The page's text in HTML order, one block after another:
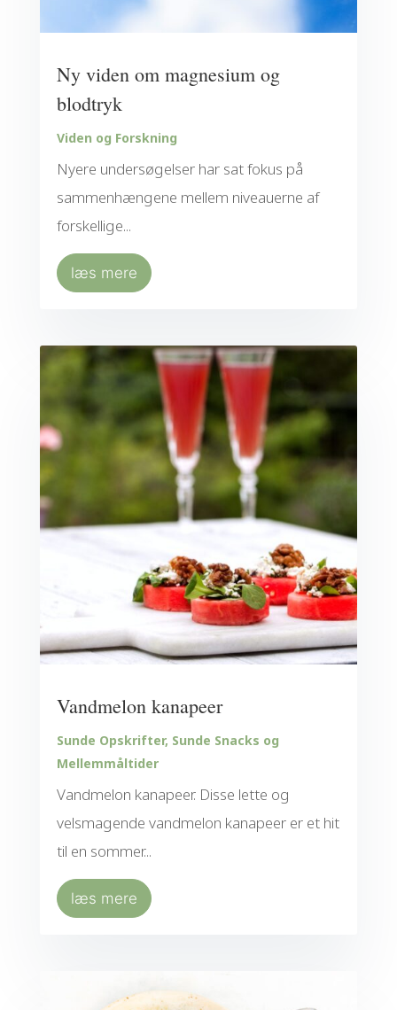
Ny viden om magnesium og
blodtryk
Viden og Forskning
Nyere undersøgelser har sat fokus på
sammenhængene mellem niveauerne af
forskellige...
læs mere
Vandmelon kanapeer
Sunde Opskrifter, Sunde Snacks og
Mellemmåltider
Vandmelon kanapeer. Disse lette og
velsmagende vandmelon kanapeer er et hit
til en sommer...
læs mere